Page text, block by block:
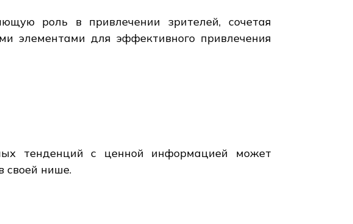
роль в привлечении зрителей, сочетая
элементами для эффективного привлечения
тенденций с ценной информацией может
своей нише.